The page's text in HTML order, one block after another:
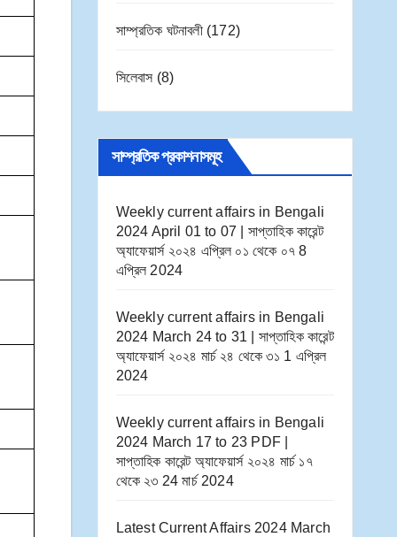
সাম্প্রতিক ঘটনাবলী(172)
সিলেবাস (8)
সাম্প্রতিক প্রকাশনাসমূহ
Weekly current affairs in Bengali
2024 April 01 to 07 | সাপ্তাহিক কারেন্ট
অ্যাফেয়ার্স ২০২৪ এপ্রিল ০১ থেকে ০৭ 8
এপ্রিল 2024
Weekly current affairs in Bengali
2024 March 24 to 31 | সাপ্তাহিক কারেন্ট
অ্যাফেয়ার্স ২০২৪ মার্চ ২৪ থেকে ৩১ 1 এপ্রিল
2024
Weekly current affairs in Bengali
2024 March 17 to 23 PDF |
সাপ্তাহিক কারেন্ট অ্যাফেয়ার্স ২০২৪ মার্চ ১৭
থেকে ২৩ 24 মার্চ 2024
Latest Current Affairs 2024 March